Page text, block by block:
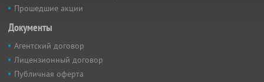
Прошедшие акции
Документы
Агентский договор
Лицензионный договор
Публичная оферта